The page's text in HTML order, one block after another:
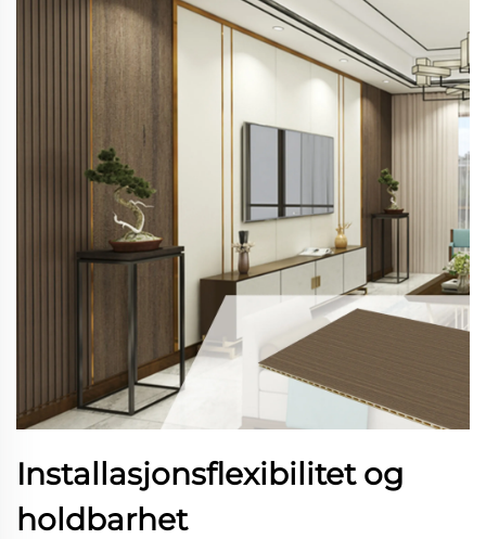
Installasjonsflexibilitet og
holdbarhet